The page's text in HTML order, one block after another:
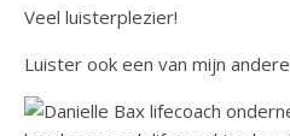
Veel luisterplezier!
Luister ook een van mijn andere